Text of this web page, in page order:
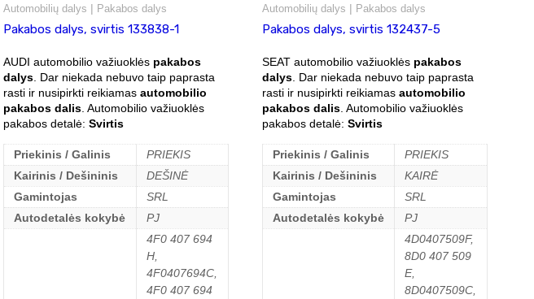
Automobilių dalys | Pakabos dalys
Pakabos dalys, svirtis 133838-1
AUDI automobilio važiuoklės pakabos
dalys . Dar niekada nebuvo taip paprasta
rasti ir nusipirkti reikiamas automobilio
pakabos dalis . Automobilio važiuoklės
pakabos detalė: Svirtis
Priekinis / Galinis
PRIEKIS
Kairinis / Dešininis
DEŠINĖ
Gamintojas
SRL
Autodetalės kokybė
PJ
4F0 407 694
H,
4F0407694C,
4F0 407 694
Automobilių dalys | Pakabos dalys
Pakabos dalys, svirtis 132437-5
SEAT automobilio važiuoklės pakabos
dalys. Dar niekada nebuvo taip paprasta
rasti ir nusipirkti reikiamas automobilio
pakabos dalis. Automobilio važiuoklės
pakabos detalė: Svirtis
Priekinis / Galinis
PRIEKIS
Kairinis / Dešininis
KAIRĖ
Gamintojas
SRL
Autodetalės kokybė
PJ
4D0407509F,
8D0 407 509
E,
8D0407509C,